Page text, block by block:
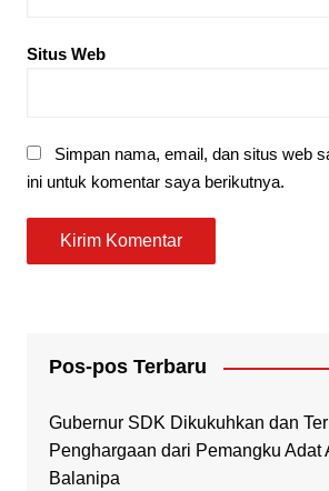
Situs Web
Simpan nama, email, dan situs web
ini untuk komentar saya berikutnya.
Pos-pos Terbaru
Gubernur SDK Dikukuhkan dan
Penghargaan dari Pemangku Adat
Balanipa